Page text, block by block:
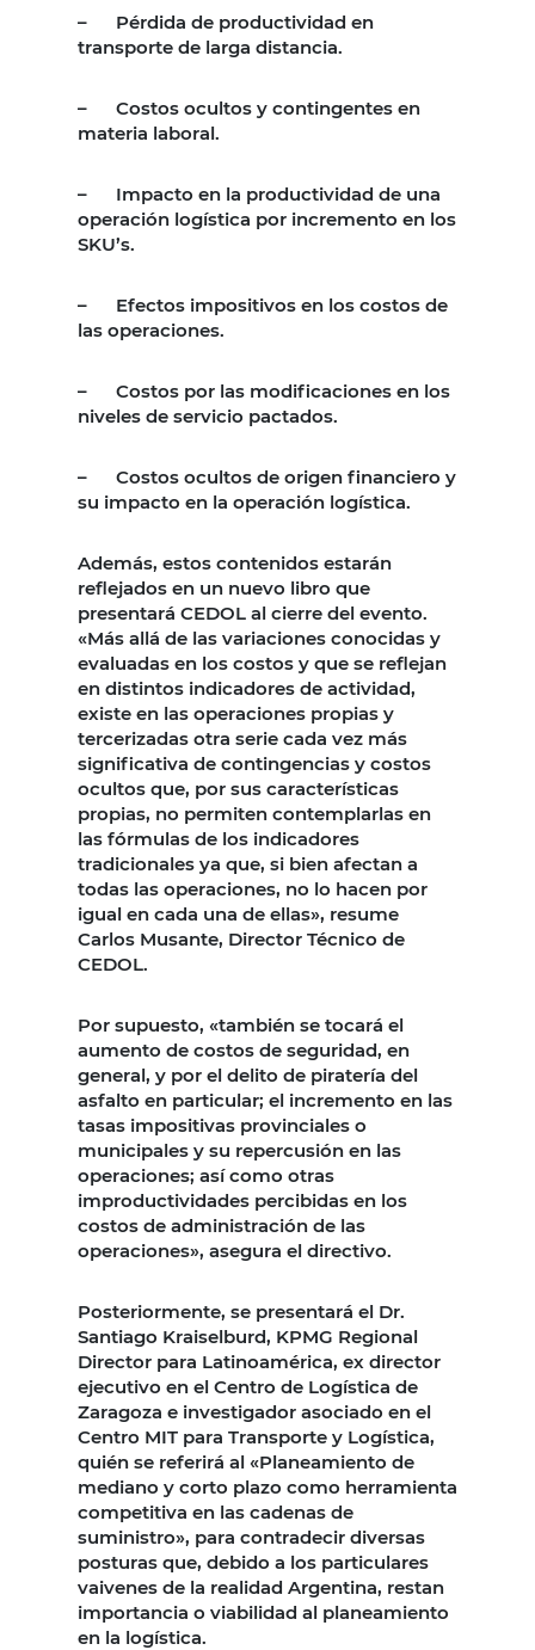
–
Pérdida de productividad en
transporte de larga distancia.
–
Costos ocultos y contingentes en
materia laboral.
–
Impacto en la productividad de una
operación logística por incremento en los
SKU’s.
–
Efectos impositivos en los costos de
las operaciones.
–
Costos por las modificaciones en los
niveles de servicio pactados.
–
Costos ocultos de origen financiero y
su impacto en la operación logística.
Además, estos contenidos estarán
reflejados en un nuevo libro que
presentará CEDOL al cierre del evento.
«Más allá de las variaciones conocidas y
evaluadas en los costos y que se reflejan
en distintos indicadores de actividad,
existe en las operaciones propias y
tercerizadas otra serie cada vez más
significativa de contingencias y costos
ocultos que, por sus características
propias, no permiten contemplarlas en
las fórmulas de los indicadores
tradicionales ya que, si bien afectan a
todas las operaciones, no lo hacen por
igual en cada una de ellas», resume
Carlos Musante, Director Técnico de
CEDOL.
Por supuesto, «también se tocará el
aumento de costos de seguridad, en
general, y por el delito de piratería del
asfalto en particular; el incremento en las
tasas impositivas provinciales o
municipales y su repercusión en las
operaciones; así como otras
improductividades percibidas en los
costos de administración de las
operaciones», asegura el directivo.
Posteriormente, se presentará el Dr.
Santiago Kraiselburd, KPMG Regional
Director para Latinoamérica, ex director
ejecutivo en el Centro de Logística de
Zaragoza e investigador asociado en el
Centro MIT para Transporte y Logística,
quién se referirá al «Planeamiento de
mediano y corto plazo como herramienta
competitiva en las cadenas de
suministro», para contradecir diversas
posturas que, debido a los particulares
vaivenes de la realidad Argentina, restan
importancia o viabilidad al planeamiento
en la logística.